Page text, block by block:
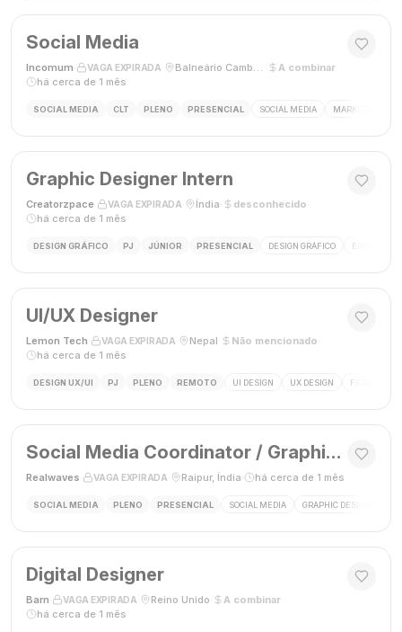
Social Media
Incomum VAGA EXPIRADA Balneário Camboriú, SC A combinar·
há cerca de 1 mês
SOCIAL MEDIA CLT PLENO PRESENCIAL SOCIAL MEDIA MARKETING
Graphic Designer Intern
Creatorzpace VAGA EXPIRADA Índia desconhecido
há cerca de 1 mês
DESIGN GRÁFICO PJ JÚNIOR PRESENCIAL DESIGN GRÁFICO ESTÁGIO
UI/UX Designer
Lemon Tech VAGA EXPIRADA Nepal Não mencionado
há cerca de 1 mês
DESIGN UX/UI PJ PLENO REMOTO UI DESIGN UX DESIGN FIGMA
Social Media Coordinator / Graphic Designer
Realwaves VAGA EXPIRADA Raipur, Índia há cerca de 1 mês
SOCIAL MEDIA PLENO PRESENCIAL SOCIAL MEDIA GRAPHIC DESIGN
Digital Designer
Barn VAGA EXPIRADA Reino Unido A combinar·
há cerca de 1 mês